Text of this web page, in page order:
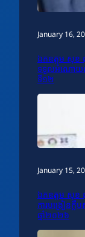
January 16,
ឯកឧត្តម សុខ
ទទួលអំណោយស
ទី១២
January 15,
ឯកឧត្តម សុខ
ការបង្រៀនក្លឹ
ឆ្នាំ២០២៦